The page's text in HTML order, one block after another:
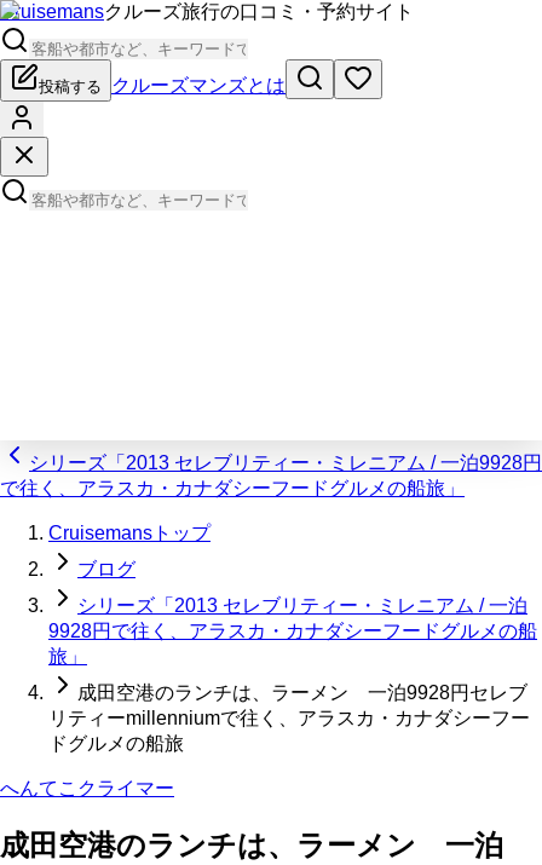
Cruisemansクルーズ旅行の口コミ・予約サイト
投稿する クルーズマンズとは
シリーズ「2013 セレブリティー・ミレニアム / 一泊9928円
で往く、アラスカ・カナダシーフードグルメの船旅」
Cruisemansトップ
ブログ
シリーズ「2013 セレブリティー・ミレニアム / 一泊
9928円で往く、アラスカ・カナダシーフードグルメの船
旅」
成田空港のランチは、ラーメン 一泊9928円セレブ
リティーmillenniumで往く、アラスカ・カナダシーフー
ドグルメの船旅
へんてこクライマー
成田空港のランチは、ラーメン 一泊